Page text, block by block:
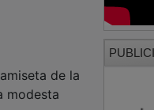
de la
modesta